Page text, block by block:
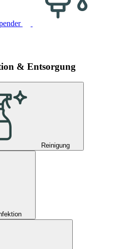
& Entsorgung
Reinigung